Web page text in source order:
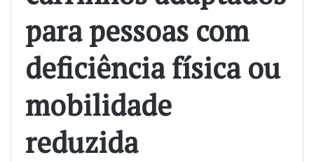
para pessoas com
deficiência física ou
mobilidade
reduzida